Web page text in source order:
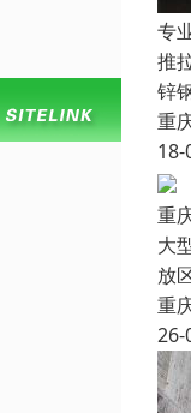
专
推
锌
重
18-
重
大
放
重
26-